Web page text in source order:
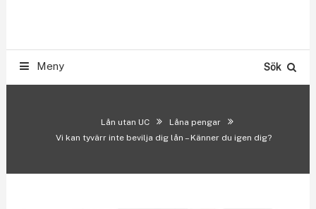
Content
Meny Sök
Lån utan UC
Låna pengar
Vi kan tyvärr inte bevilja dig lån – Känner du igen dig?